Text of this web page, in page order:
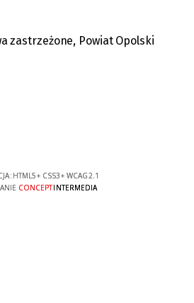
zastrzeżone, Powiat Opolski
HTML5+ CSS3+ WCAG 2.1
CONCEPTINTERMEDIA